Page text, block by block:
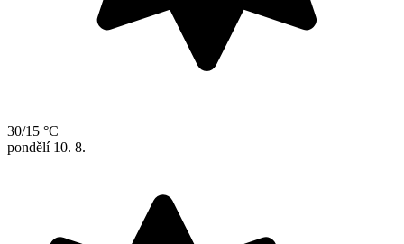
30/15 °C
pondělí 10. 8.